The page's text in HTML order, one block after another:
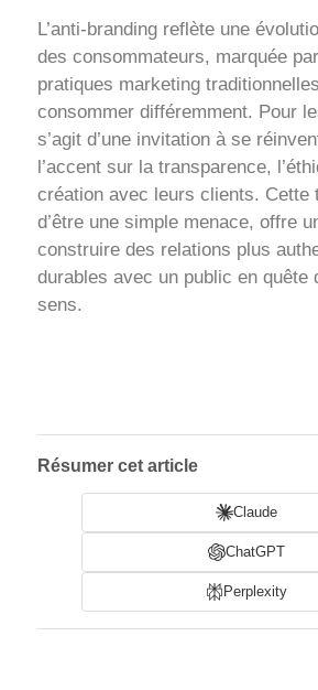
L’anti-branding reflète une
des consommateurs, marquée
pratiques marketing
consommer différemment. Pour
s’agit d’une invitation à se
l’accent sur la transparence,
création avec leurs clients. Cette
d’être une simple menace, offre
construire des relations plus
durables avec un public en quête
sens.
Résumer cet article
Claude
ChatGPT
Perplexity